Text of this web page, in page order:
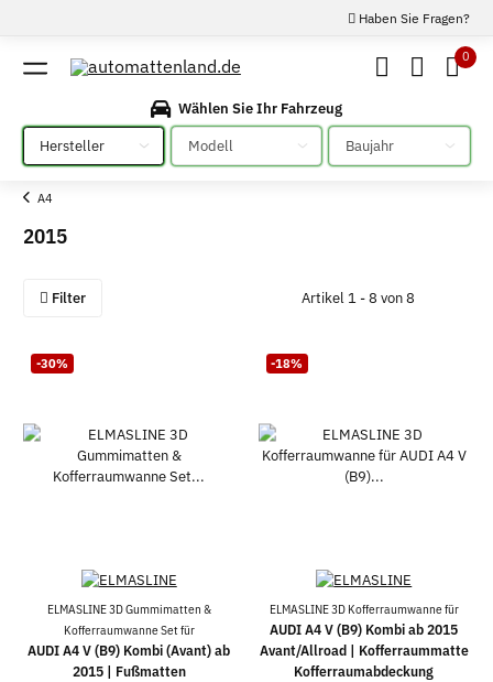
Haben Sie Fragen?
0
Wählen Sie Ihr Fahrzeug
Bitte auswählen
Bitte auswählen Bitte auswählen
A4
2015
Filter Artikel 1 - 8 von 8
-30%
ELMASLINE 3D Gummimatten &
Kofferraumwanne Set für
AUDI A4 V (B9) Kombi (Avant) ab
2015 | Fußmatten
-18%
ELMASLINE 3D Kofferraumwanne für
AUDI A4 V (B9) Kombi ab 2015
Avant/Allroad | Kofferraummatte
Kofferraumabdeckung